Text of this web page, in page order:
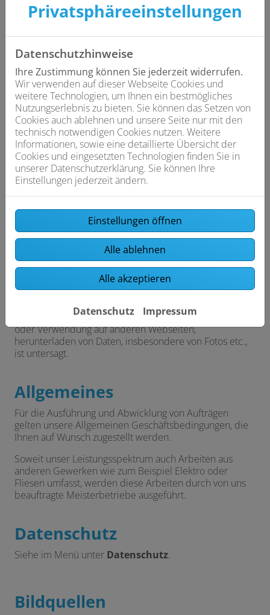
Rechtsverletzungen bekannt werden, werden wir die
entsprechenden Inhalte oder Links umgehend
Mit Klick auf einen externen Link verlassen Sie unsere
Website. Für die Verarbeitung Ihrer Daten gilt die
Datenschutzerklärung der Zielseite, für die wir keine
Verantwortung oder Haftung übernehmen. Bitte
überprüfen Sie die Datenschutzrichtlinie der Zielseite,
bevor Sie freiwillig personenbezogene Daten an diese
Website weitergeben.
Externe Links sind mit einem Symbol
gekennzeichnet.Erst wenn Sie auf einen externen Link
klicken, werden Daten zum Linkziel übertragen. Dies ist
aufgrund des dem Internet zugrunde liegenden
Protokolls ((TCP/IP = TCP - Transfer Control Protocol + IP -
Internet Protocol) technisch notwendig. Die
übertragenen Daten sind insbesondere: Ihre IP-Adresse,
der Zeitpunkt, zu dem Sie den Link angeklickt haben
und die Seite, auf der Sie den Link angeklickt haben.
Urheberschutz
Der gesamte Inhalt dieser Website ist urheberrechtlich
geschützt. Weitergabe, Veränderung, gewerbliche
Nutzung, Vervielfältigung, Übermittlung, Veränderung
oder Verwendung auf anderen Webseiten,
herunterladen von Daten, insbesondere von Fotos etc.,
ist untersagt.
Allgemeines
Für die Ausführung und Abwicklung von Aufträgen
gelten unsere Allgemeinen Geschäftsbedingungen, die
Ihnen auf Wunsch zugestellt werden.
Soweit unser Leistungsspektrum auch Arbeiten aus
anderen Gewerken wie zum Beispiel Elektro oder
Fliesen umfasst, werden diese Arbeiten durch von uns
beauftragte Meisterbetriebe ausgeführt.
Datenschutz
Siehe im Menü unter Datenschutz.
Bildquellen
Privatsphäre­einstellungen
Datenschutzhinweise
Ihre Zustimmung können Sie jederzeit widerrufen.
Wir verwenden auf dieser Webseite Cookies und
weitere Technologien, um Ihnen ein bestmögliches
Nutzungserlebnis zu bieten. Sie können das Setzen von
Cookies auch ablehnen und unsere Seite nur mit den
technisch notwendigen Cookies nutzen. Weitere
Informationen, sowie eine detaillierte Übersicht der
Cookies und eingesetzten Technologien finden Sie in
unserer Datenschutzerklärung. Sie können Ihre
Einstellungen jederzeit ändern.
Einstellungen öffnen
Alle ablehnen
Alle akzeptieren
Datenschutz Impressum